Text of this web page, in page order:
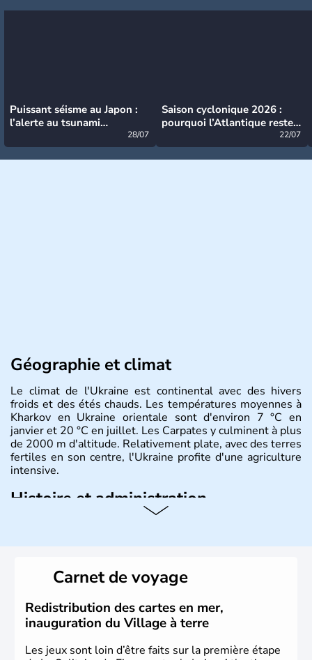
Puissant séisme au Japon :
l’alerte au tsunami
28/07
Saison cyclonique 2026 :
pourquoi l’Atlantique reste
22/07
Géographie et climat
Le climat de l'Ukraine est continental avec des hivers
froids et des étés chauds. Les températures moyennes à
Kharkov en Ukraine orientale sont d'environ 7 °C en
janvier et 20 °C en juillet. Les Carpates y culminent à plus
de 2000 m d'altitude. Relativement plate, avec des terres
fertiles en son centre, l'Ukraine profite d'une agriculture
intensive.
Histoire et administration
remonte au 24 août 1991. Sébastopol, Karkhov et
Odessa sont les principales villes d'Ukraine.
Carnet de voyage
Redistribution des cartes en mer,
inauguration du Village à terre
Les jeux sont loin d’être faits sur la première étape